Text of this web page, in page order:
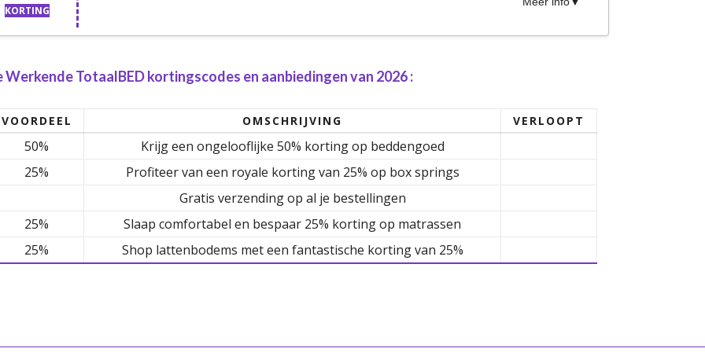
KORTING
Werkende TotaalBED kortingscodes en aanbiedingen van 2026 :
VOORDEEL OMSCHRIJVING VERLOOPT
50%
Krijg een ongelooflijke 50% korting op beddengoed
25%
Profiteer van een royale korting van 25% op box springs
Gratis verzending op al je bestellingen
25%
Slaap comfortabel en bespaar 25% korting op matrassen
25%
Shop lattenbodems met een fantastische korting van 25%